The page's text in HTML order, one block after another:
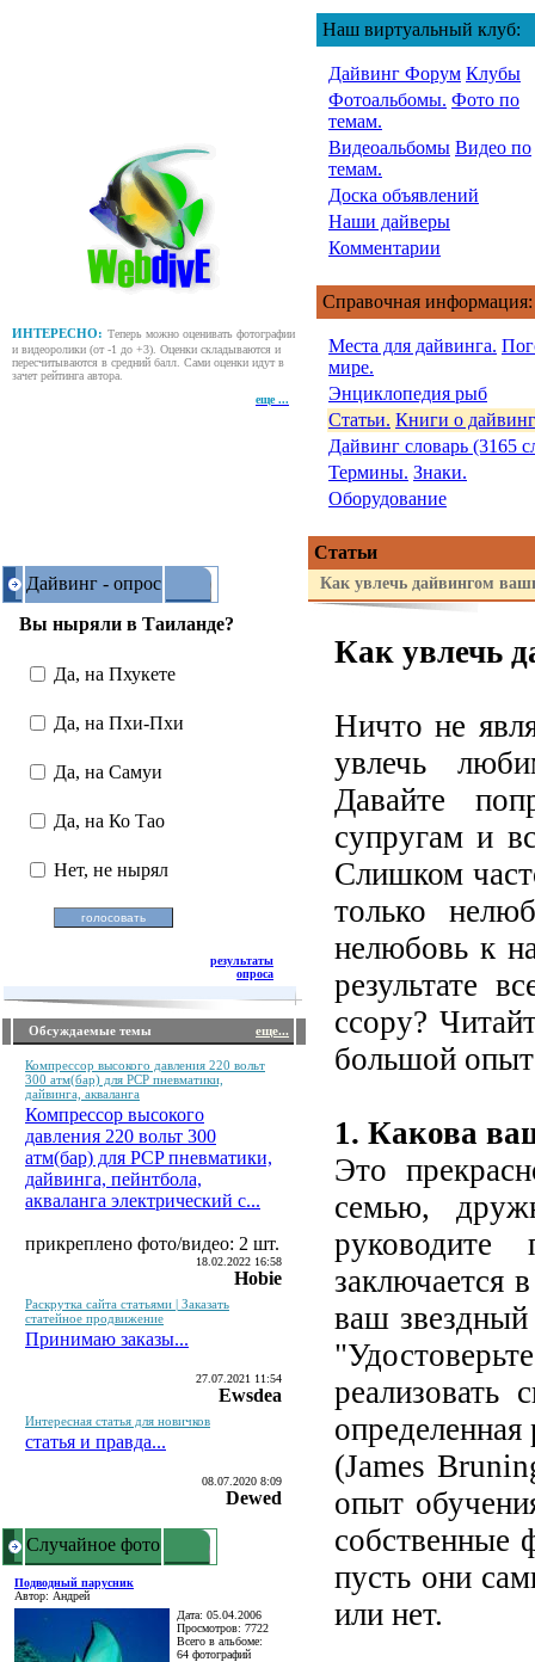
ИНТЕРЕСНО: Теперь можно оценивать фотографии
и видеоролики (от -1 до +3). Оценки складываются и
пересчитываются в средний балл. Сами оценки идут в
зачет рейтинга автора.
еще ...
Наш виртуальный клуб:
Дайвинг Форум Клубы
Фотоальбомы. Фото по
темам.
Видеоальбомы Видео по
темам.
Доска объявлений
Наши дайверы
Комментарии
Справочная информация:
Места для дайвинга.
мире.
Энциклопедия рыб
Статьи. Книги о
Дайвинг словарь (3165
Термины. Знаки.
Оборудование
Дайвинг - опрос
Вы ныряли в Таиланде?
Да, на Пхукете
Да, на Пхи-Пхи
Да, на Самуи
Да, на Ко Тао
Нет, не нырял
результаты
опроса
Обсуждаемые темы еще...
Компрессор высокого давления 220 вольт
300 атм(бар) для PCP пневматики,
дайвинга, акваланга
Компрессор высокого
давления 220 вольт 300
атм(бар) для PCP пневматики,
дайвинга, пейнтбола,
акваланга электрический c...
прикреплено фото/видео: 2 шт.
18.02.2022 16:58
Hobie
Раскрутка сайта статьями | Заказать
статейное продвижение
Принимаю заказы...
27.07.2021 11:54
Ewsdea
Интересная статья для новичков
статья и правда...
08.07.2020 8:09
Dewed
Случайное фото
Подводный парусник
Автор: Андрей
Дата: 05.04.2006
Просмотров: 7722
Всего в альбоме:
64 фотографий
Статьи
Как увлечь дайвингом
Как увлечь
Ничто не
увлечь
Давайте
супругам и
Слишком
только
нелюбовь к
результате
ссору?
большой
1. Какова
Это
семью,
заключается
ваш звездный
реализовать
(James
опыт
собственные
пусть они
или нет.